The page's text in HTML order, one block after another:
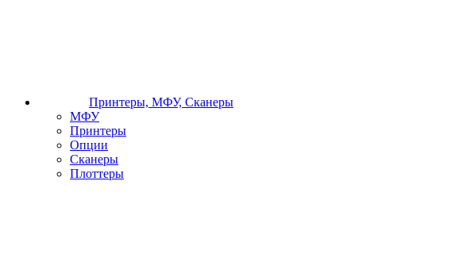
Принтеры, МФУ, Сканеры
МФУ
Принтеры
Опции
Сканеры
Плоттеры